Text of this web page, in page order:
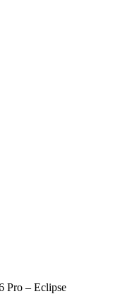
Pro – Eclipse